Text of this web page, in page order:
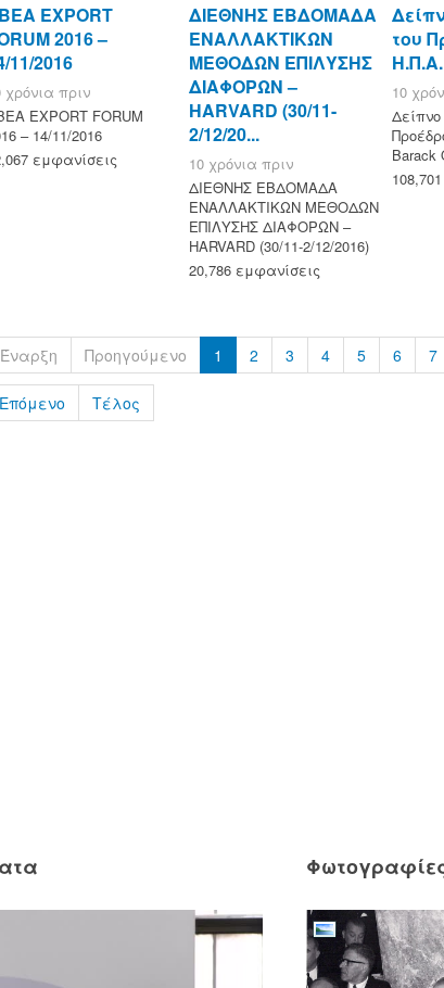
EXPORT
2016 –
11/2016
χρόνια πριν
EXPORT FORUM
– 14/11/2016
εμφανίσεις
ΔΙΕΘΝΗΣ ΕΒΔΟΜΑΔΑ
ΕΝΑΛΛΑΚΤΙΚΩΝ
ΜΕΘΟΔΩΝ ΕΠΙΛΥΣΗΣ
ΔΙΑΦΟΡΩΝ –
HARVARD (30/11-
2/12/20...
10 χρόνια πριν
ΔΙΕΘΝΗΣ ΕΒΔΟΜΑΔΑ
ΕΝΑΛΛΑΚΤΙΚΩΝ ΜΕΘΟΔΩΝ
ΕΠΙΛΥΣΗΣ ΔΙΑΦΟΡΩΝ –
HARVARD (30/11-2/12/2016)
20,786 εμφανίσεις
του
Η.Π.Α.
10
Δείπνο
Barack
Έναρξη Προηγούμενο 1 2 3 4 5 6 7
Επόμενο Τέλος